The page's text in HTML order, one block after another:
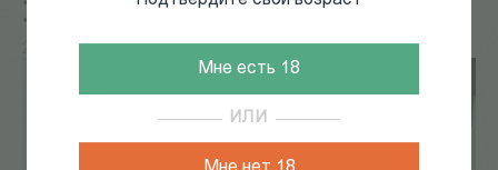
Мне есть 18
ИЛИ
Эрисе
27 октября в 19:30 в Порядке слов в цикле